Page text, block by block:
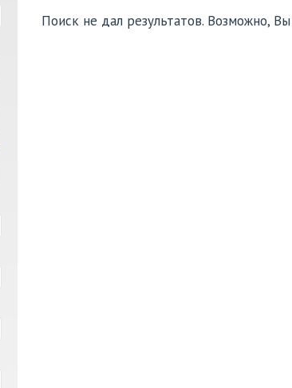
Поиск не дал результатов. Возможно,